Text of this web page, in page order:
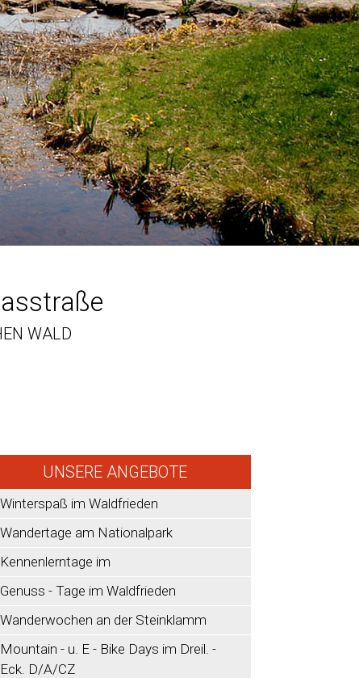
WALD
UNSERE ANGEBOTE
Winterspaß im Waldfrieden
Wandertage am Nationalpark
Kennenlerntage im
Genuss - Tage im Waldfrieden
Wanderwochen an der Steinklamm
Mountain - u. E - Bike Days im Dreil. -
Eck. D/A/CZ